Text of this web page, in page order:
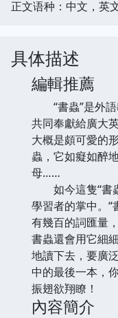
正文语种：中文，英
具体描述
編輯推薦
“書蟲”是外語
共同奉獻給廣大
大概是頗可愛的
蟲，它如癡如醉
母……
如今這隻“書
學習者的掌中。“
有幾百的詞匯量
書蟲還會用它細
地讀下去，要廣
中的最後一本，
振翅欲翔瞭！
內容簡介